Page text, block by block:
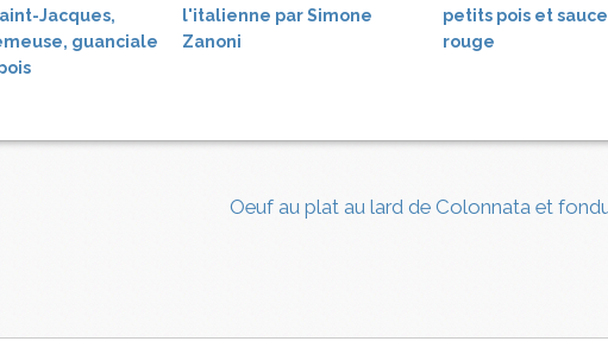
Jacques,
guanciale
l'italienne par Simone
Zanoni
petits pois et
rouge
Oeuf au plat au lard de Colonnata et